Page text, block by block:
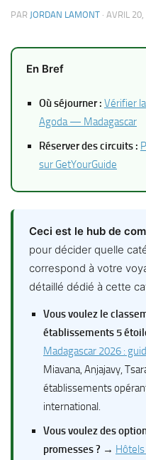
PAR JORDAN LAMONT · AVRIL
En Bref
Où séjourner : Vérifier
Agoda — Madagascar
Réserver des circuits :
sur GetYourGuide
Ceci est le hub de
pour décider quelle
correspond à votre
détaillé dédié à cette
Vous voulez le
établissements 5
Madagascar 2026 :
Miavana, Anjajavy,
établissements
international.
Vous voulez des
promesses ? → Hôtels